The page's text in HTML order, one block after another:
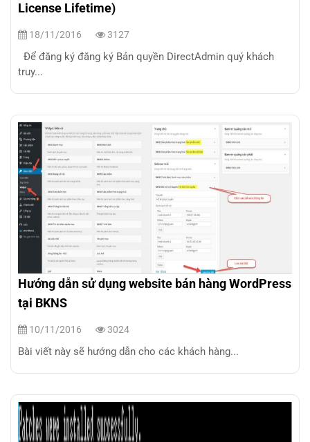
License Lifetime)
18/11/2016 3127
Để đăng ký đăng ký Bản quyền DirectAdmin quý khách
truy...
Hướng dẫn sử dụng website bán hàng WordPress
tại BKNS
10/11/2016 3024
Bài viết này sẽ hướng dẫn cho các khách hàng...